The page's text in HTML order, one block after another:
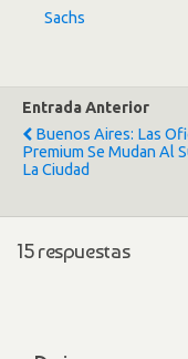
Sachs
Entrada Anterior
Buenos Aires: Las
Premium Se Mudan Al
La Ciudad
15 respuestas